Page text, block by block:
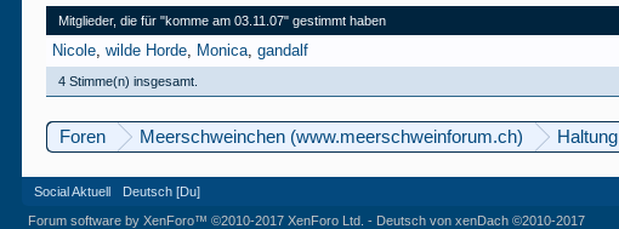
Mitglieder, die für "komme am 03.11.07" gestimmt haben
Nicole wilde Horde Monica gandalf
4 Stimme(n) insgesamt.
Foren Meerschweinchen (www.meerschweinforum.ch) Haltung
Social Aktuell Deutsch [Du]
Forum software by XenForo™©2010-2017 XenForo Ltd. - Deutsch von xenDach©2010-2017